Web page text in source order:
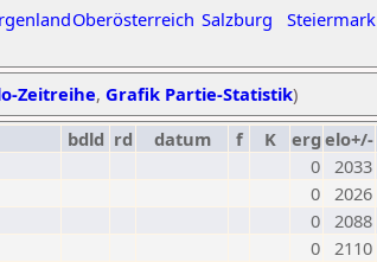
Oberösterreich Salzburg Steiermark
Zeitreihe, Grafik Partie-Statistik)
bdld rd datum f K erg elo+/-
0 2033
0 2026
0 2088
0 2110